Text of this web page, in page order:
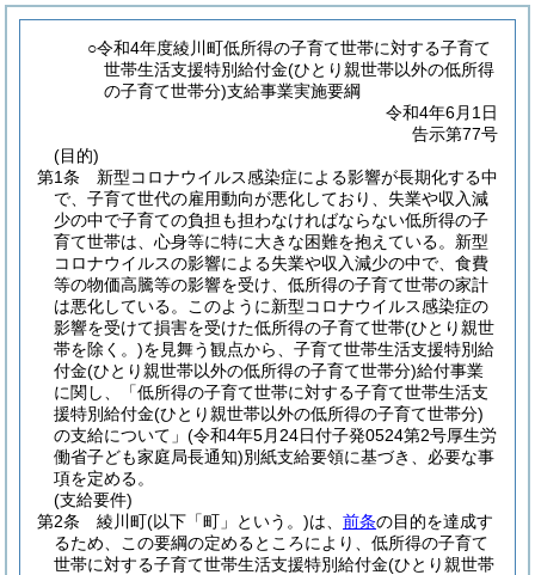
○令和4年度綾川町低所得の子育て世帯に対する子育て
世帯生活支援特別給付金(ひとり親世帯以外の低所得
の子育て世帯分)支給事業実施要綱
令和4年6月1日
告示第77号
(目的)
第1条
新型コロナウイルス感染症による影響が長期化する中
で、子育て世代の雇用動向が悪化しており、失業や収入減
少の中で子育ての負担も担わなければならない低所得の子
育て世帯は、心身等に特に大きな困難を抱えている。 新型
コロナウイルスの影響による失業や収入減少の中で、食費
等の物価高騰等の影響を受け、低所得の子育て世帯の家計
は悪化している。
このように新型コロナウイルス感染症の
影響を受けて損害を受けた低所得の子育て世帯(ひとり親世
帯を除く。)を見舞う観点から、子育て世帯生活支援特別給
付金(ひとり親世帯以外の低所得の子育て世帯分)給付事業
に関し、「低所得の子育て世帯に対する子育て世帯生活支
援特別給付金(ひとり親世帯以外の低所得の子育て世帯分)
の支給について」 (令和4年5月24日付子発0524第2号厚生労
働省子ども家庭局長通知)別紙支給要領に基づき、必要な事
項を定める。
(支給要件)
第2条
綾川町(以下「町」という。)は、 前条の目的を達成す
るため、この要綱の定めるところにより、低所得の子育て
世帯に対する子育て世帯生活支援特別給付金(ひとり親世帯